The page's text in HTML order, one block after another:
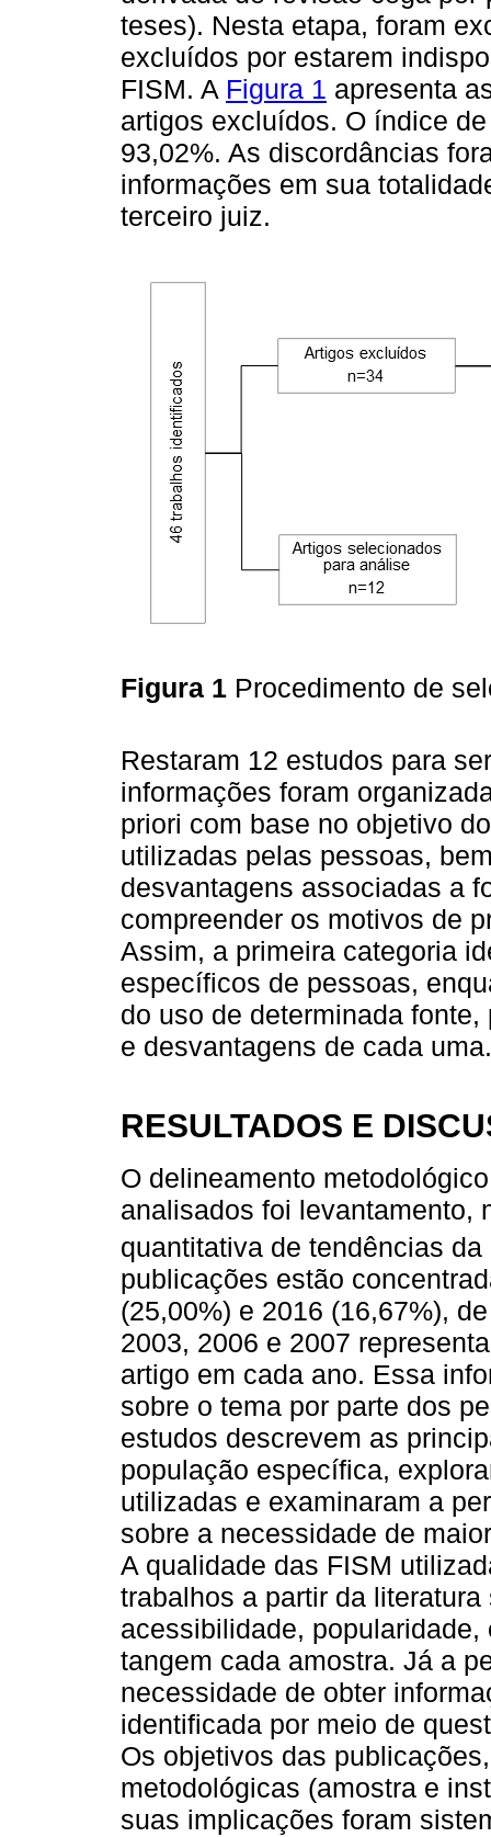
teses). Nesta etapa, foram
excluídos por estarem
FISM. A Figura 1 apresenta
artigos excluídos. O índice
93,02%. As discordâncias
informações em sua
terceiro juiz.
Figura 1 Procedimento de
Restaram 12 estudos para
informações foram
priori com base no objetivo
utilizadas pelas pessoas,
desvantagens associadas a
compreender os motivos de
Assim, a primeira categoria
específicos de pessoas,
do uso de determinada
e desvantagens de cada uma.
RESULTADOS E
O delineamento
analisados foi levantamento,
quantitativa de tendências da
publicações estão
(25,00%) e 2016 (16,67%),
2003, 2006 e 2007
artigo em cada ano. Essa
sobre o tema por parte dos
estudos descrevem as
população específica,
utilizadas e examinaram a
sobre a necessidade de
A qualidade das FISM
trabalhos a partir da
acessibilidade,
tangem cada amostra. Já a
necessidade de obter
identificada por meio de
Os objetivos das
metodológicas (amostra e
suas implicações foram